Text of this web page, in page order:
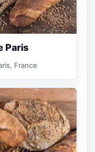
Paris
France